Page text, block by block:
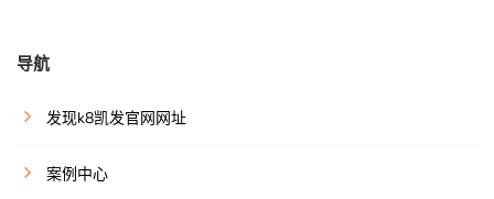
导航
发现k8凯发官网网址
案例中心